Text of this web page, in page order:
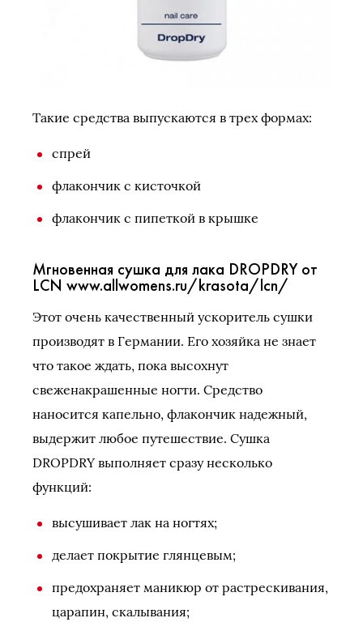
Такие средства выпускаются в трех формах:
спрей
флакончик с кисточкой
флакончик с пипеткой в крышке
Мгновенная сушка для лака DROPDRY от
LСN www.allwomens.ru/krasota/lcn/
Этот очень качественный ускоритель сушки
производят в Германии. Его хозяйка не знает
что такое ждать, пока высохнут
свеженакрашенные ногти. Средство
наносится капельно, флакончик надежный,
выдержит любое путешествие. Сушка
DROPDRY выполняет сразу несколько
функций:
высушивает лак на ногтях;
делает покрытие глянцевым;
предохраняет маникюр от растрескивания,
царапин, скалывания;